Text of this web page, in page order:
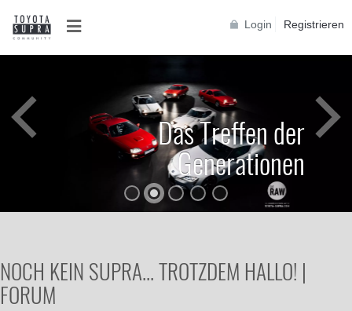
Login Registrieren
Das Treffen der
Generationen
NOCH KEIN SUPRA... TROTZDEM HALLO! |
FORUM